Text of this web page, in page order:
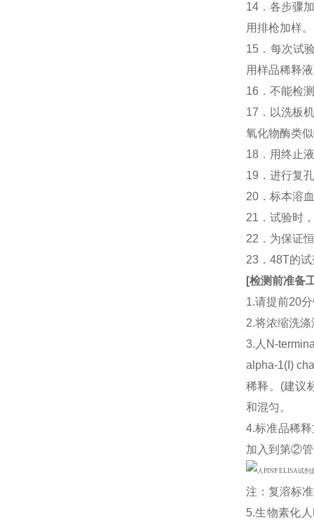
14．各步骤
用排枪加样。
15．每次试
用样品稀释
16．不能检
17．以洗板
氧化物酶类
18．用终止
19．进行复
20．标本溶
21．试验时
22．为保证
23．48T的
[检测前准备
1.请提前20
2.将浓缩洗
3.人N-
alpha-1(I)
稀释。(建议
和混匀。
4.标准品稀
加入到第②
注：复溶标
5.生物素化